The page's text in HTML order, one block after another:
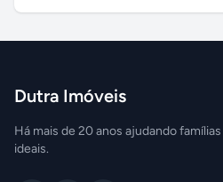
Dutra Imóveis
Há mais de 20 anos ajudando
ideais.